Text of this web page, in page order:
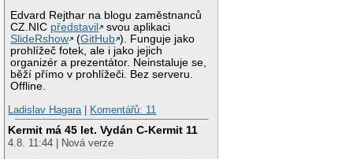
Edvard Rejthar na blogu zaměstnanců
CZ.NIC představil
svou aplikaci
SlideRshow
(GitHub ). Funguje jako
prohlížeč fotek, ale i jako jejich
organizér a prezentátor. Neinstaluje se,
běží přímo v prohlížeči. Bez serveru.
Offline.
Ladislav Hagara | Komentářů: 11
Kermit má 45 let. Vydán C-Kermit 11
4.8. 11:44 | Nová verze